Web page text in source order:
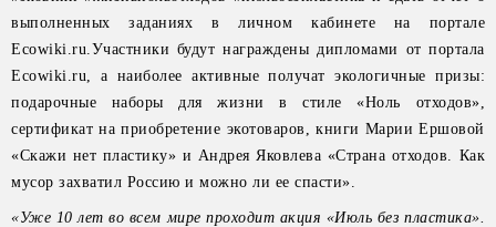
выполненных заданиях в личном кабинете на портале
Ecowiki.ru.Участники будут награждены дипломами от портала
Ecowiki.ru, а наиболее активные получат экологичные призы:
подарочные наборы для жизни в стиле «Ноль отходов»,
сертификат на приобретение экотоваров, книги Марии Ершовой
«Скажи нет пластику» и Андрея Яковлева «Страна отходов. Как
мусор захватил Россию и можно ли ее спасти».
«Уже 10 лет во всем мире проходит акция «Июль без пластика».